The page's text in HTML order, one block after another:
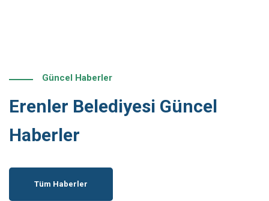
Güncel Haberler
Erenler Belediyesi Güncel
Haberler
Tüm Haberler